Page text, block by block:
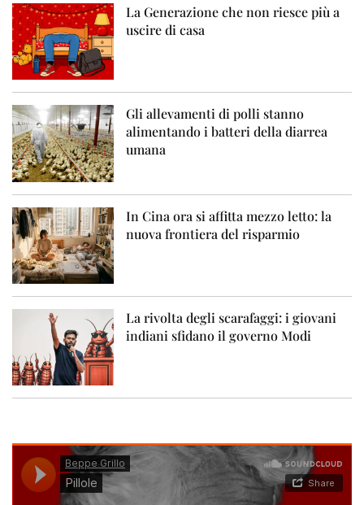
La Generazione che non riesce più a
uscire di casa
Gli allevamenti di polli stanno
alimentando i batteri della diarrea
umana
In Cina ora si affitta mezzo letto: la
nuova frontiera del risparmio
La rivolta degli scarafaggi: i giovani
indiani sfidano il governo Modi